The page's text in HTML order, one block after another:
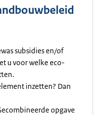
subsidies en/of
u voor welke eco-
inzetten? Dan
opgave